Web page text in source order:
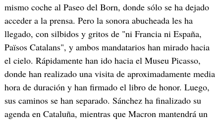
mismo coche al Paseo del Born, donde sólo se ha dejado
acceder a la prensa. Pero la sonora abucheada les ha
llegado, con silbidos y gritos de "ni Francia ni España,
Països Catalans", y ambos mandatarios han mirado hacia
el cielo. Rápidamente han ido hacia el Museu Picasso,
donde han realizado una visita de aproximadamente media
hora de duración y han firmado el libro de honor. Luego,
sus caminos se han separado. Sánchez ha finalizado su
agenda en Cataluña, mientras que Macron mantendrá un